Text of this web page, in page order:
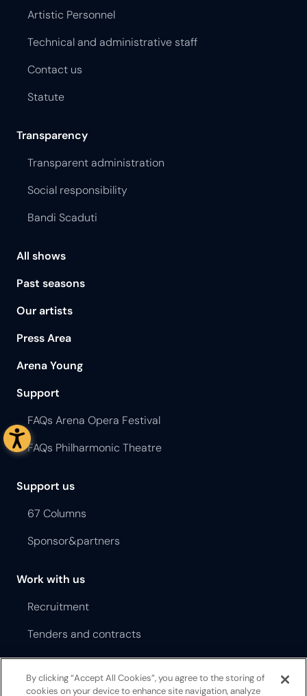
Artistic Personnel
Technical and administrative staff
Contact us
Statute
Transparency
Transparent administration
Social responsibility
Bandi Scaduti
All shows
Past seasons
Our artists
Press Area
Arena Young
Support
FAQs Arena Opera Festival
FAQs Philharmonic Theatre
Support us
67 Columns
Sponsor&partners
Work with us
Recruitment
Tenders and contracts
Terms and Conditions Opera Festival
By clicking “Accept All Cookies”, you agree to the storing of
cookies on your device to enhance site navigation, analyze